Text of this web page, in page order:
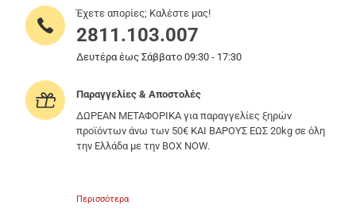
Έχετε απορίες; Καλέστε μας!
2811.103.007
Δευτέρα έως Σάββατο 09:30 - 17:30
Παραγγελίες & Αποστολές
ΔΩΡΕΑΝ ΜΕΤΑΦΟΡΙΚΑ για παραγγελίες ξηρών
προϊόντων άνω των 50€ ΚΑΙ ΒΑΡΟΥΣ ΕΩΣ 20kg σε όλη
την Ελλάδα με την BOX NOW.
Περισσότερα